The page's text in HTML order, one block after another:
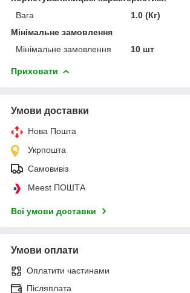
Вага
1.0 (Кг)
Мінімальне замовлення
Мінімальне замовлення
10 шт
Приховати
Умови доставки
Нова Пошта
Укрпошта
Самовивіз
Meest ПОШТА
Всі умови доставки
Умови оплати
Оплатити частинами
Післяплата